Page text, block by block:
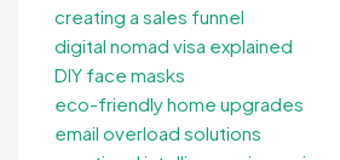
creating a sales funnel
digital nomad visa explained
DIY face masks
eco-friendly home upgrades
email overload solutions